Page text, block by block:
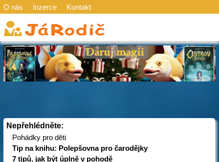
O nás Inzerce Kontakt
Nepřehlédněte:
Pohádky pro děti
Tip na knihu: Polepšovna pro čarodějky
7 tipů, jak být úplně v pohodě